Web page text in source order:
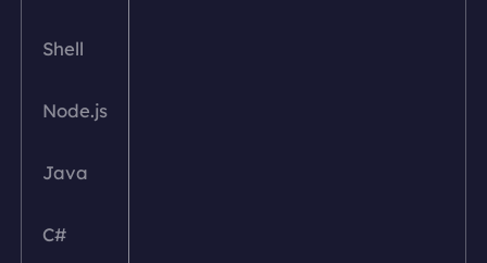
Shell
Node.js
Java
C#